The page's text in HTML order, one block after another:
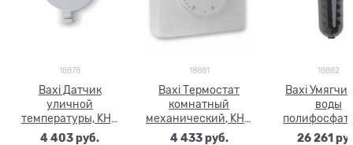
18878
Baxi Датчик
уличной
температуры, KHG
714062111
4 403 руб.
18881
Baxi Термостат
комнатный
механический, KHG
714086910
4 433 руб.
18882
Baxi
воды
KHG
26 261